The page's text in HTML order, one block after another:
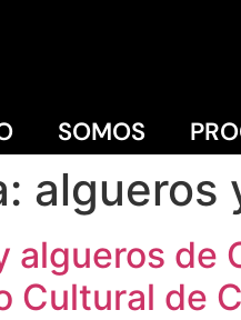
SOMOS
algueros
algueros de
Cultural de